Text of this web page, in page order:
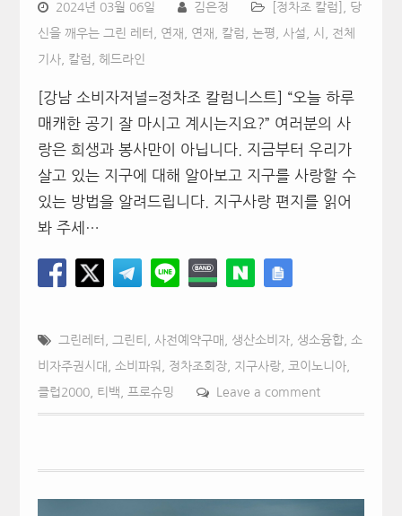
2024년 03월 06일 김은정 [정차조 칼럼] 당
신을 깨우는 그린 레터 연재 연재, 칼럼, 논평, 사설, 시 전체
기사, 칼럼 헤드라인
[강남 소비자저널=정차조 칼럼니스트] “오늘 하루
매캐한 공기 잘 마시고 계시는지요?” 여러분의 사
랑은 희생과 봉사만이 아닙니다. 지금부터 우리가
살고 있는 지구에 대해 알아보고 지구를 사랑할 수
있는 방법을 알려드립니다. 지구사랑 편지를 읽어
봐 주세…
그린레터 그린티 사전예약구매 생산소비자, 생소융합, 소
비자주권시대 소비파워 정차조회장, 지구사랑, 코이노니아,
클럽2000, 티백 프로슈밍 Leave a comment